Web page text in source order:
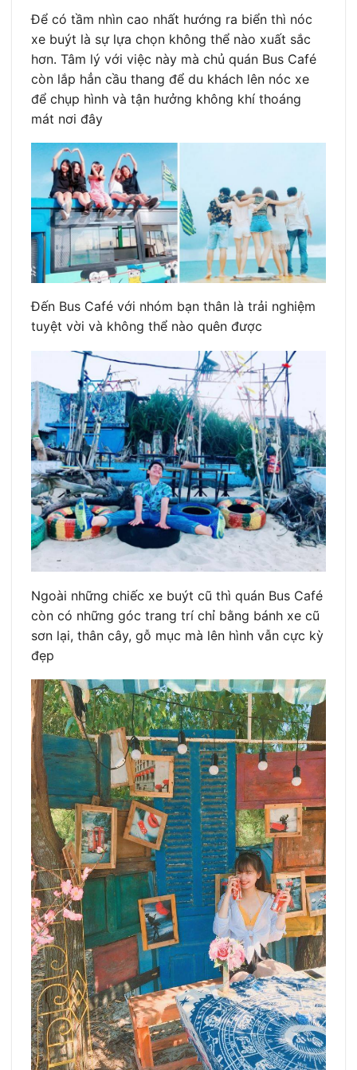
Để có tầm nhìn cao nhất hướng ra biển thì nóc
xe buýt là sự lựa chọn không thể nào xuất sắc
hơn. Tâm lý với việc này mà chủ quán Bus Café
còn lắp hẳn cầu thang để du khách lên nóc xe
để chụp hình và tận hưởng không khí thoáng
mát nơi đây
Đến Bus Café với nhóm bạn thân là trải nghiệm
tuyệt vời và không thể nào quên được
Ngoài những chiếc xe buýt cũ thì quán Bus Café
còn có những góc trang trí chỉ bằng bánh xe cũ
sơn lại, thân cây, gỗ mục mà lên hình vẫn cực kỳ
đẹp